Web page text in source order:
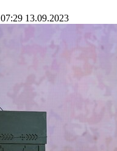
07:29 13.09.2023